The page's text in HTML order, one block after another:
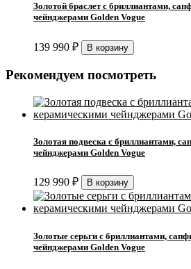
Золотой браслет с бриллиантами,
чейнджерами Golden Vogue
139 990 ₽
Рекомендуем посмотреть
Золотая подвеска с бриллиантами,
чейнджерами Golden Vogue
129 990 ₽
Золотые серьги с бриллиантами,
чейнджерами Golden Vogue